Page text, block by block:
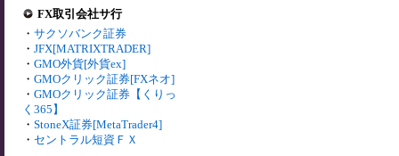
FX取引会社サ行
・ サクソバンク証券
・ JFX[MATRIXTRADER]
・ GMO外貨[外貨ex]
・ GMOクリック証券[FXネオ]
・ GMOクリック証券【くりっ
く365】
・ StoneX証券[MetaTrader4]
・ セントラル短資ＦＸ